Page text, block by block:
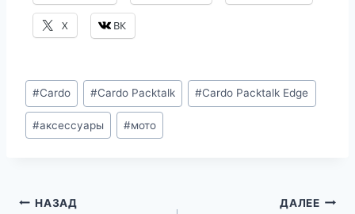
X ВК
Метки
записи:
#Cardo #Cardo Packtalk #Cardo Packtalk Edge
#аксессуары #мото
Навигация
НАЗАД ДАЛЕЕ